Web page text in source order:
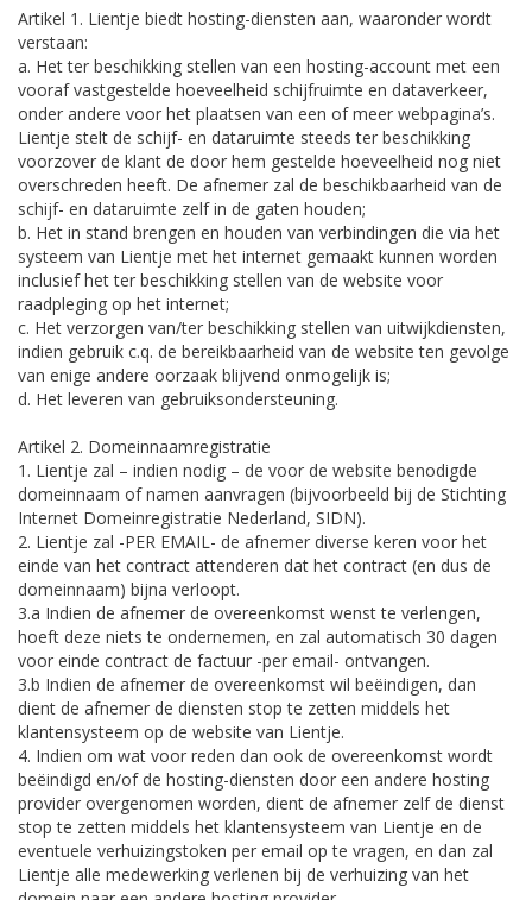
Artikel 1. Lientje biedt hosting-diensten aan, waaronder wordt
verstaan:
a. Het ter beschikking stellen van een hosting-account met een
vooraf vastgestelde hoeveelheid schijfruimte en dataverkeer,
onder andere voor het plaatsen van een of meer webpagina’s.
Lientje stelt de schijf- en dataruimte steeds ter beschikking
voorzover de klant de door hem gestelde hoeveelheid nog niet
overschreden heeft. De afnemer zal de beschikbaarheid van de
schijf- en dataruimte zelf in de gaten houden;
b. Het in stand brengen en houden van verbindingen die via het
systeem van Lientje met het internet gemaakt kunnen worden
inclusief het ter beschikking stellen van de website voor
raadpleging op het internet;
c. Het verzorgen van/ter beschikking stellen van uitwijkdiensten,
indien gebruik c.q. de bereikbaarheid van de website ten gevolge
van enige andere oorzaak blijvend onmogelijk is;
d. Het leveren van gebruiksondersteuning.
Artikel 2. Domeinnaamregistratie
1. Lientje zal – indien nodig – de voor de website benodigde
domeinnaam of namen aanvragen (bijvoorbeeld bij de Stichting
Internet Domeinregistratie Nederland, SIDN).
2. Lientje zal -PER EMAIL- de afnemer diverse keren voor het
einde van het contract attenderen dat het contract (en dus de
domeinnaam) bijna verloopt.
3.a Indien de afnemer de overeenkomst wenst te verlengen,
hoeft deze niets te ondernemen, en zal automatisch 30 dagen
voor einde contract de factuur -per email- ontvangen.
3.b Indien de afnemer de overeenkomst wil beëindigen, dan
dient de afnemer de diensten stop te zetten middels het
klantensysteem op de website van Lientje.
4. Indien om wat voor reden dan ook de overeenkomst wordt
beëindigd en/of de hosting-diensten door een andere hosting
provider overgenomen worden, dient de afnemer zelf de dienst
stop te zetten middels het klantensysteem van Lientje en de
eventuele verhuizingstoken per email op te vragen, en dan zal
Lientje alle medewerking verlenen bij de verhuizing van het